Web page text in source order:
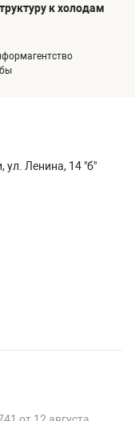
к холодам
ул. Ленина, 14 "б"